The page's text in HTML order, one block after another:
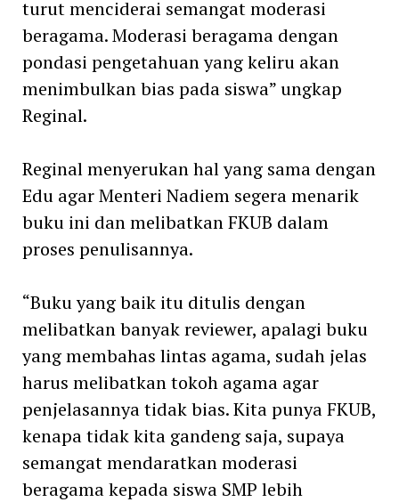
turut menciderai semangat moderasi
beragama. Moderasi beragama dengan
pondasi pengetahuan yang keliru akan
menimbulkan bias pada siswa” ungkap
Reginal.
Reginal menyerukan hal yang sama dengan
Edu agar Menteri Nadiem segera menarik
buku ini dan melibatkan FKUB dalam
proses penulisannya.
“Buku yang baik itu ditulis dengan
melibatkan banyak reviewer, apalagi buku
yang membahas lintas agama, sudah jelas
harus melibatkan tokoh agama agar
penjelasannya tidak bias. Kita punya FKUB,
kenapa tidak kita gandeng saja, supaya
semangat mendaratkan moderasi
beragama kepada siswa SMP lebih